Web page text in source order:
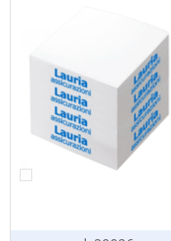
stampa e' riferito al